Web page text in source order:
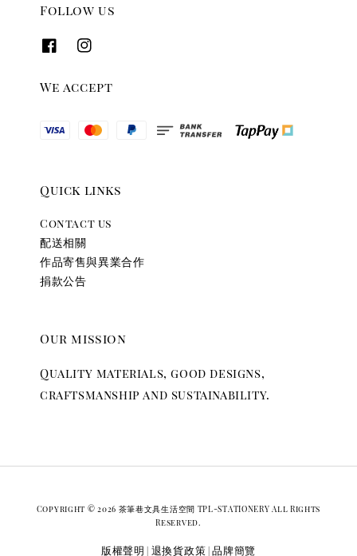
Follow us
We accept
Quick links
Contact us
配送相關
作品寄售與異業合作
捐款公告
Our mission
Quality materials, good designs,
craftsmanship and sustainability.
Copyright © 2026 茶筆巷文具生活空間 TPL-STATIONERY All Rights
Reserved.
版權聲明 退換貨政策 |品牌簡覽